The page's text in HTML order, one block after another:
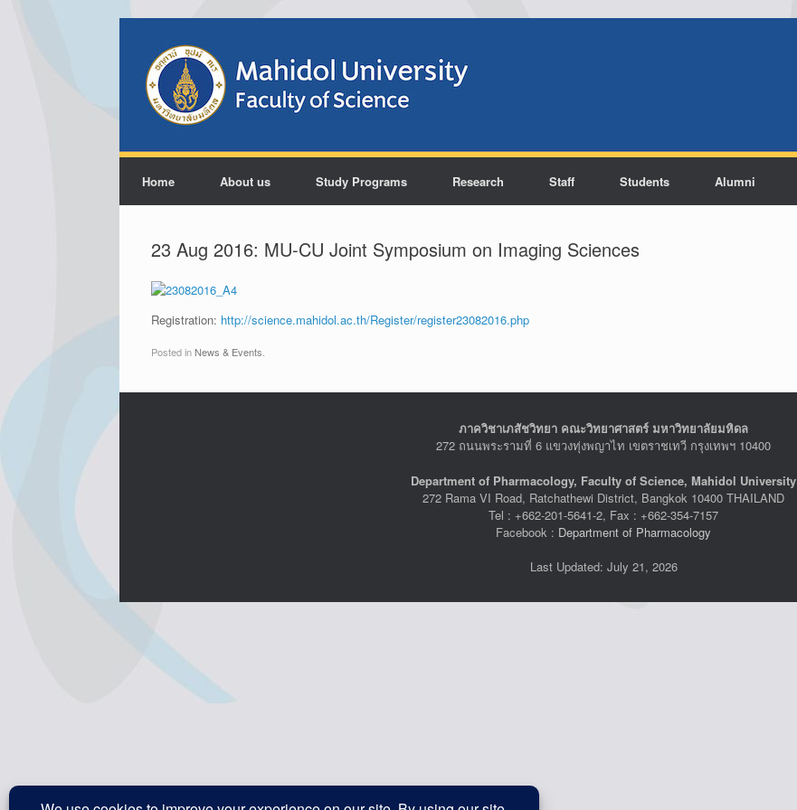
Home About us Study Programs Research Staff Students Alumni
23 Aug 2016: MU-CU Joint Symposium on Imaging Sciences
Registration: http://science.mahidol.ac.th/Register/register23082016.php
Posted in News & Events
ภาควิชาเภสัชวิทยา คณะวิทยาศาสตร์ มหาวิทยาลัยมหิดล
272 ถนนพระรามที่ 6 แขวงทุ่งพญาไท เขตราชเทวี กรุงเทพฯ 10400
Department of Pharmacology, Faculty of Science, Mahidol University
272 Rama VI Road, Ratchathewi District, Bangkok 10400 THAILAND
Tel : +662-201-5641-2, Fax : +662-354-7157
Facebook : Department of Pharmacology
Last Updated: July 21, 2026